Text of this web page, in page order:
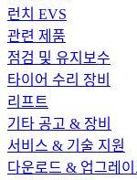
런치 EVS
관련 제품
점검 및 유지보수
타이어 수리 장비
리프트
기타 공고 & 장비
서비스 & 기술 지원
다운로드 & 업그레이